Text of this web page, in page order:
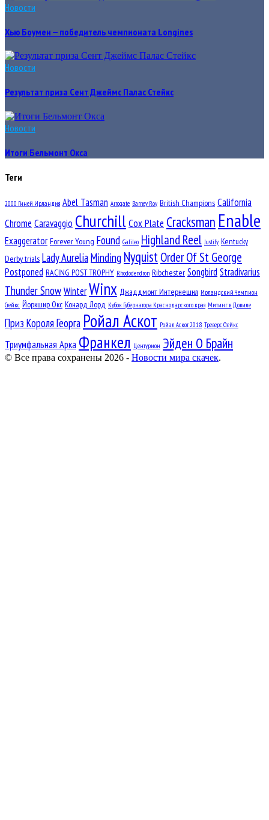
Новости
Хью Боумен — победитель чемпионата Longines
Новости
Результат приза Сент Джеймс Палас Стейкс
Новости
Итоги Бельмонт Окса
Теги
2000 Гиней Ирландия Abel Tasman Arrogate Barney Roy British Champions California
Chrome Caravaggio ChurchillCox Plate Cracksman Enable
Exaggerator Forever Young Found Galileo Highland Reel Justify Kentucky
Derby trials Lady AureliaMinding NyquistOrder Of St George
Postponed RACING POST TROPHY Rhododendron Ribchester Songbird Stradivarius
Thunder SnowWinterWinx Джаддмонт Интернешнл Ирландский Чемпион
Стейкс Йоркшир Окс Конард Лорд Кубок Губернатора Краснодарского края Митинг в Довиле
Приз Короля Георга Ройал Аскот Ройал Аскот 2018 Треверс Стейкс
Триумфальная Арка Франкел Центурион Эйден О Брайн
© Все права сохранены 2026 - Новости мира скачек.